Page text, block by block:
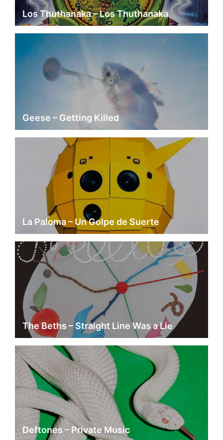
Los Thuthanaka – Los Thuthanaka
Geese – Getting Killed
La Paloma – Un Golpe de Suerte
The Beths – Straight Line Was a Lie
Deftones – Private Music